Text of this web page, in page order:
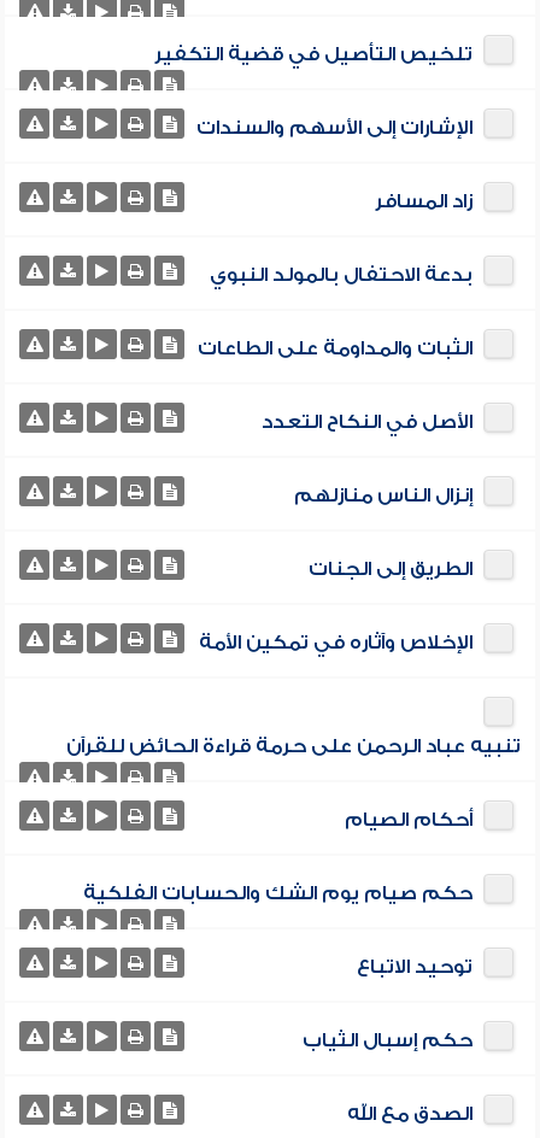
تلخيص التأصيل في قضية التكفير
الإشارات إلى الأسهم والسندات
زاد المسافر
بدعة الاحتفال بالمولد النبوي
الثبات والمداومة على الطاعات
الأصل في النكاح التعدد
إنزال الناس منازلهم
الطريق إلى الجنات
الإخلاص وآثاره في تمكين الأمة
تنبيه عباد الرحمن على حرمة قراءة الحائض للقرآن
أحكام الصيام
حكم صيام يوم الشك والحسابات الفلكية
توحيد الاتباع
حكم إسبال الثياب
الصدق مع الله